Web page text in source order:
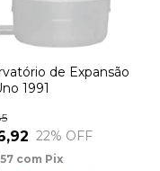
de Expansão
1991
22% OFF
com Pix